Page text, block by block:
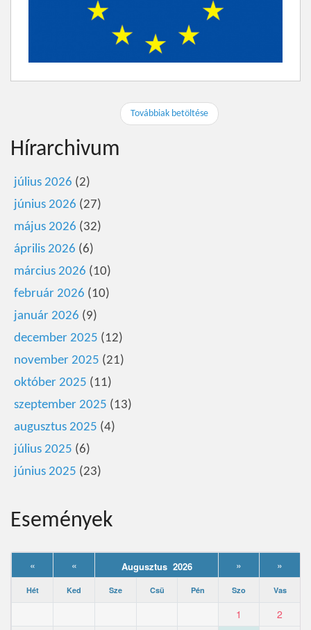
Továbbiak betöltése
Hírarchivum
július 2026 (2)
június 2026 (27)
május 2026 (32)
április 2026 (6)
március 2026 (10)
február 2026 (10)
január 2026 (9)
december 2025 (12)
november 2025 (21)
október 2025 (11)
szeptember 2025 (13)
augusztus 2025 (4)
július 2025 (6)
június 2025 (23)
Események
« « Augusztus 2026 » »
Hét Ked Sze Csü Pén Szo Vas
1
2